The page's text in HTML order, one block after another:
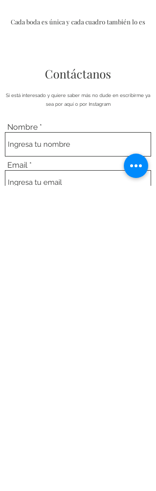
Cada boda es única y cada cuadro también lo es
Contáctanos
Si está interesado y quiere saber más no dude en escribirme ya
sea por aquí o por Instagram
Nombre
Email